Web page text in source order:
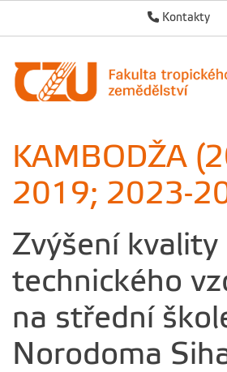
Kontakty
KAMBODŽA
2019; 2023-
Zvýšení kvality
technického
na střední
Norodoma